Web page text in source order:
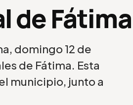
de Fátima
domingo 12 de
de Fátima. Esta
municipio, junto a